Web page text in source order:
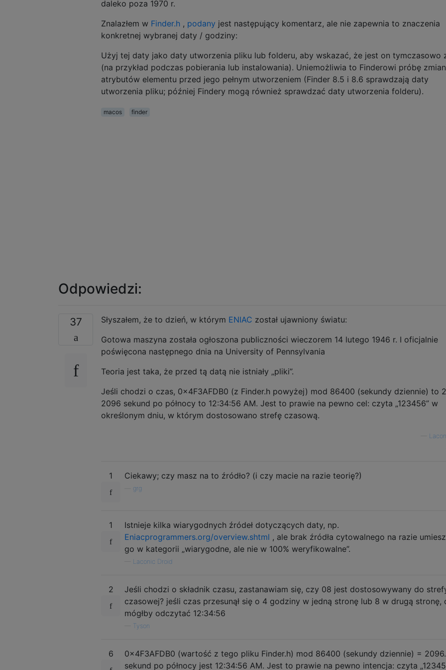
daleko poza 1970 r.
Znalazłem w Finder.h , podany jest następujący komentarz, ale nie zapewnia to znaczenia
konkretnej wybranej daty / godziny:
Użyj tej daty jako daty utworzenia pliku lub folderu, aby wskazać, że jest on tymczasowo
(na przykład podczas pobierania lub instalowania). Uniemożliwia to Finderowi próbę
atrybutów elementu przed jego pełnym utworzeniem (Finder 8.5 i 8.6 sprawdzają daty
utworzenia pliku; później Findery mogą również sprawdzać daty utworzenia folderu).
macos finder
Odpowiedzi:
37 Słyszałem, że to dzień, w którym ENIAC został ujawniony światu:
Gotowa maszyna została ogłoszona publiczności wieczorem 14 lutego 1946 r. I oficjalnie
poświęcona następnego dnia na University of Pennsylvania
Teoria jest taka, że ​​przed tą datą nie istniały „pliki”.
Jeśli chodzi o czas, 0x4F3AFDB0 (z Finder.h powyżej) mod 86400 (sekundy dziennie) to
2096 sekund po północy to 12:34:56 AM. Jest to prawie na pewno cel: czyta „123456” w
określonym dniu, w którym dostosowano strefę czasową.
1 Ciekawy; czy masz na to źródło? (i czy macie na razie teorię?)
grg
1
Istnieje kilka wiarygodnych źródeł dotyczących daty, np.
Eniacprogrammers.org/overview.shtml , ale brak źródła cytowalnego na razie
go w kategorii „wiarygodne, ale nie w 100% weryfikowalne”.
Laconic Droid
2
Jeśli chodzi o składnik czasu, zastanawiam się, czy 08 jest dostosowywany do
czasowej? jeśli czas przesunął się o 4 godziny w jedną stronę lub 8 w drugą stronę,
mógłby odczytać 12:34:56
Tyson
6
0x4F3AFDB0 (wartość z tego pliku Finder.h) mod 86400 (sekundy dziennie) =
sekund po północy jest 12:34:56 AM. Jest to prawie na pewno intencja: czyta